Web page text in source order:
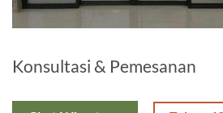
Konsultasi & Pemesanan